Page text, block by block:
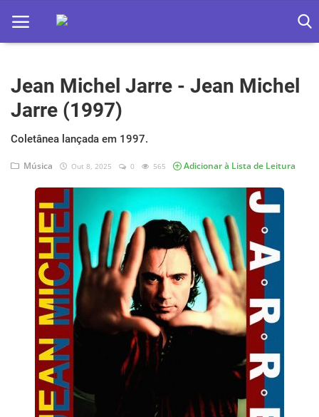
Home
Apps
Ebooks
Música
Jogos hoje na TV
Jean Michel Jarre - Jean Michel
Jarre (1997)
Coletânea lançada em 1997.
Música Out 8, 2025 0 565 Adicionar à Lista de Leitura